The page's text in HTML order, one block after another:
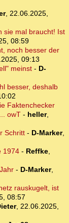
, 22.06.2025,
sie mal braucht! Ist
08:59
noch besser der
09:13
meinst- D-
besser, deshalb
Faktenchecker
owT - heller,
Schritt- D-Marker,
1974- Reffke,
- D-Marker,
rauskugelt, ist
08:57
, 22.06.2025,